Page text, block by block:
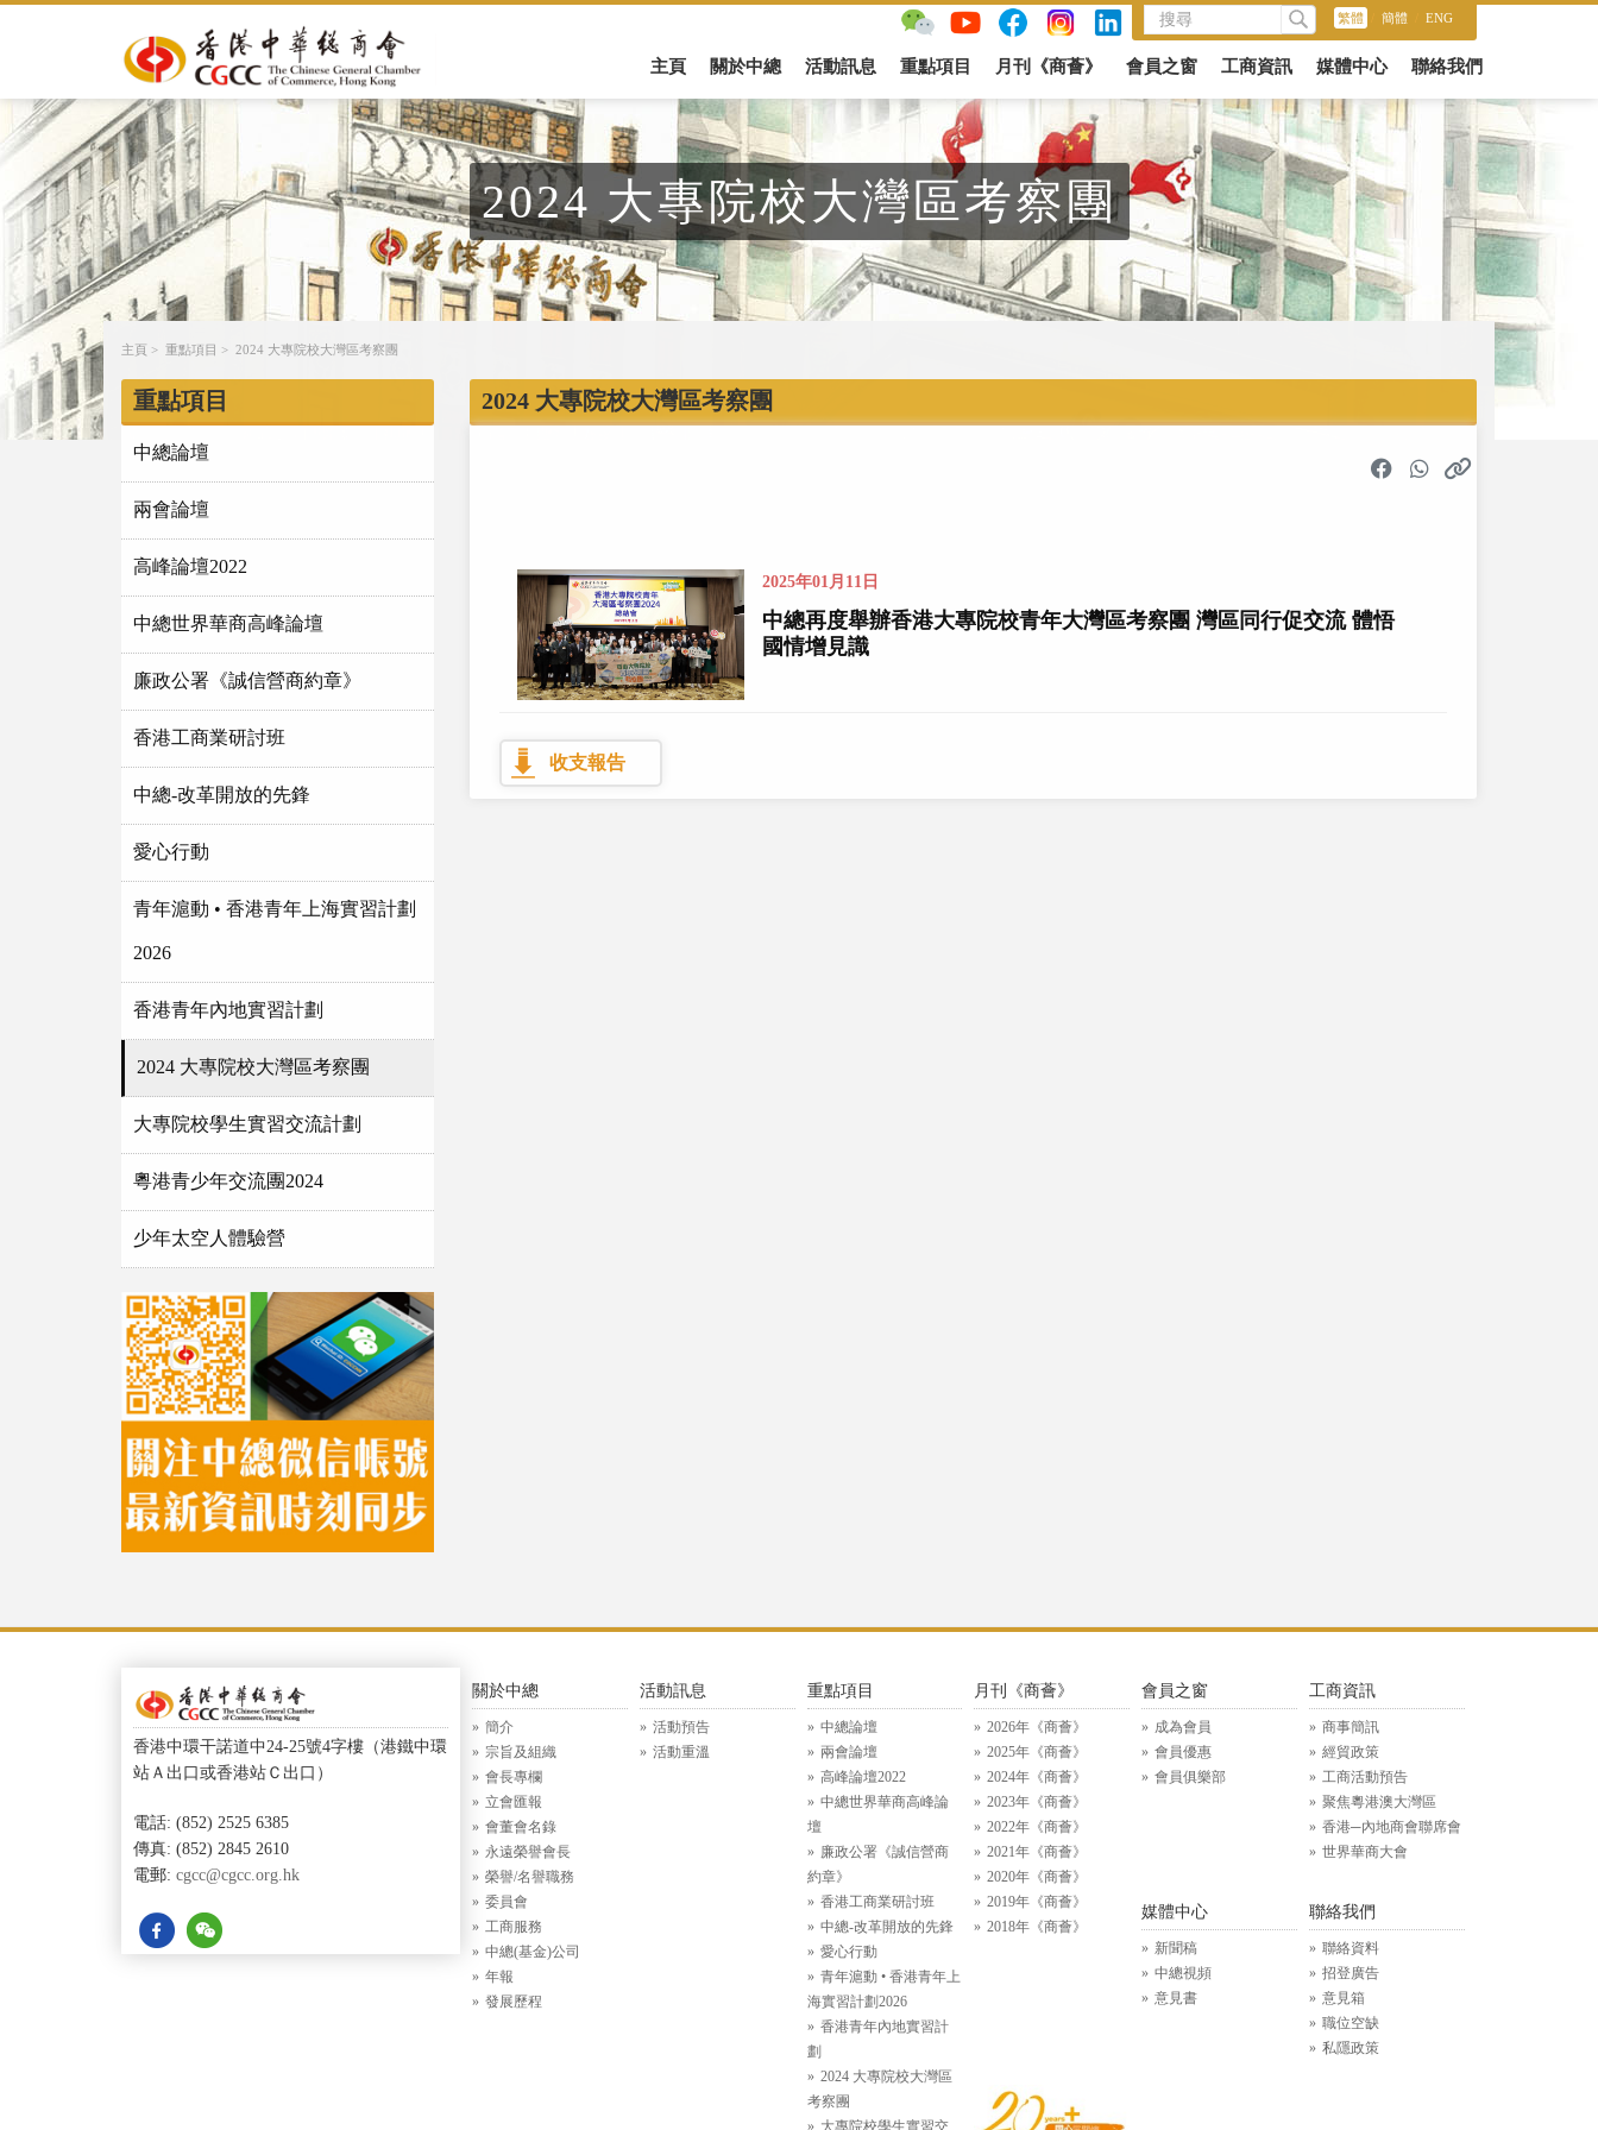
繁體 簡體 ENG
主頁 關於中總 活動訊息 重點項目 月刊《商薈》 會員之窗 工商資訊 媒體中心 聯絡我們
2024 大專院校大灣區考察團
主頁 > 重點項目 > 2024 大專院校大灣區考察團
重點項目
中總論壇
兩會論壇
高峰論壇2022
中總世界華商高峰論壇
廉政公署《誠信營商約章》
香港工商業研討班
中總-改革開放的先鋒
愛心行動
青年滬動 • 香港青年上海實習計劃
2026
香港青年內地實習計劃
2024 大專院校大灣區考察團
大專院校學生實習交流計劃
粵港青少年交流團2024
少年太空人體驗營
2024 大專院校大灣區考察團
2025年01月11日
中總再度舉辦香港大專院校青年大灣區考察團 灣區同行促交流 體悟
國情增見識
收支報告
香港中環干諾道中24-25號4字樓（港鐵中環
站Ａ出口或香港站Ｃ出口）
電話: (852) 2525 6385
傳真: (852) 2845 2610
電郵: cgcc@cgcc.org.hk
關於中總
簡介
宗旨及組織
會長專欄
立會匯報
會董會名錄
永遠榮譽會長
榮譽/名譽職務
委員會
工商服務
中總(基金)公司
年報
發展歷程
活動訊息
活動預告
活動重溫
重點項目
中總論壇
兩會論壇
高峰論壇2022
中總世界華商高峰論
壇
廉政公署《誠信營商
約章》
香港工商業研討班
中總-改革開放的先鋒
愛心行動
青年滬動 • 香港青年上
海實習計劃2026
香港青年內地實習計
劃
2024 大專院校大灣區
考察團
大專院校學生實習交
月刊《商薈》
2026年《商薈》
2025年《商薈》
2024年《商薈》
2023年《商薈》
2022年《商薈》
2021年《商薈》
2020年《商薈》
2019年《商薈》
2018年《商薈》
會員之窗
成為會員
會員優惠
會員俱樂部
工商資訊
商事簡訊
經貿政策
工商活動預告
聚焦粵港澳大灣區
香港─內地商會聯席會
世界華商大會
媒體中心
新聞稿
中總視頻
意見書
聯絡我們
聯絡資料
招登廣告
意見箱
職位空缺
私隱政策